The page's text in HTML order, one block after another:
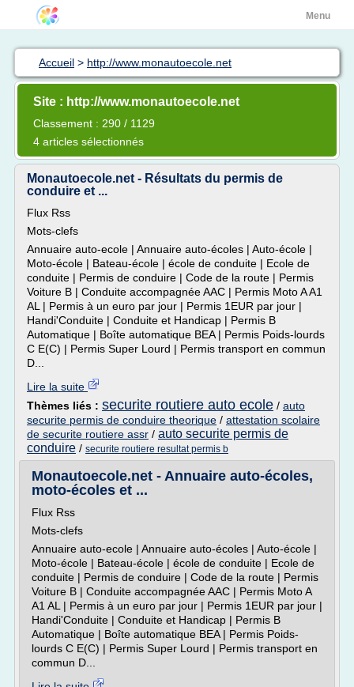
Menu
Accueil > http://www.monautoecole.net
Site : http://www.monautoecole.net
Classement : 290 / 1129
4 articles sélectionnés
Monautoecole.net - Résultats du permis de
conduire et ...
Flux Rss
Mots-clefs
Annuaire auto-ecole | Annuaire auto-écoles | Auto-école |
Moto-école | Bateau-école | école de conduite | Ecole de
conduite | Permis de conduire | Code de la route | Permis
Voiture B | Conduite accompagnée AAC | Permis Moto A A1
AL | Permis à un euro par jour | Permis 1EUR par jour |
Handi'Conduite | Conduite et Handicap | Permis B
Automatique | Boîte automatique BEA | Permis Poids-lourds
C E(C) | Permis Super Lourd | Permis transport en commun
D...
Lire la suite
Thèmes liés : securite routiere auto ecole / auto
securite permis de conduire theorique / attestation scolaire
de securite routiere assr / auto securite permis de
conduire / securite routiere resultat permis b
Monautoecole.net - Annuaire auto-écoles,
moto-écoles et ...
Flux Rss
Mots-clefs
Annuaire auto-ecole | Annuaire auto-écoles | Auto-école |
Moto-école | Bateau-école | école de conduite | Ecole de
conduite | Permis de conduire | Code de la route | Permis
Voiture B | Conduite accompagnée AAC | Permis Moto A
A1 AL | Permis à un euro par jour | Permis 1EUR par jour |
Handi'Conduite | Conduite et Handicap | Permis B
Automatique | Boîte automatique BEA | Permis Poids-
lourds C E(C) | Permis Super Lourd | Permis transport en
commun D...